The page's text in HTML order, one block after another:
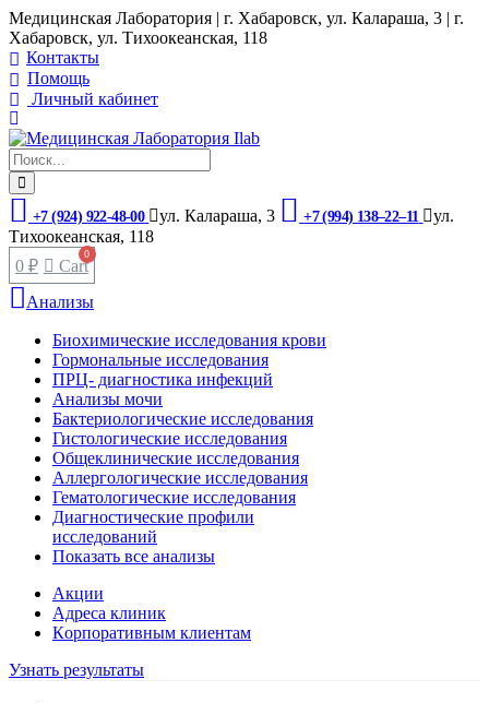
Медицинская Лаборатория | г. Хабаровск, ул. Калараша, 3 | г.
Хабаровск, ул. ​Тихоокеанская, 118
Контакты
Помощь
Личный кабинет
+7 (924) 922-48-00 ул. ​Калараша, 3 +7 (994) 138‒22‒11
ул. ​
Тихоокеанская, 118
0 ₽
Cart
Анализы
Биохимические исследования крови
Гормональные исследования
ПРЦ- диагностика инфекций
Анализы мочи
Бактериологические исследования
Гистологические исследования
Общеклинические исследования
Аллергологические исследования
Гематологические исследования
Диагностические профили
исследований
Показать все анализы
Акции
Адреса клиник
Кoрпоративным клиентам
Узнать результаты